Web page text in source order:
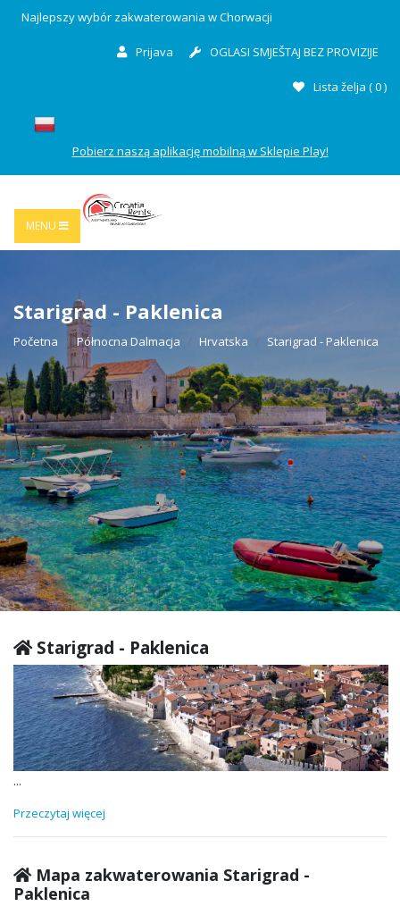
Najlepszy wybór zakwaterowania w Chorwacji
Prijava OGLASI SMJEŠTAJ BEZ PROVIZIJE
Lista želja (0)
Pobierz naszą aplikację mobilną w Sklepie Play!
MENU
Starigrad - Paklenica
Početna Północna Dalmacja Hrvatska Starigrad - Paklenica
Starigrad - Paklenica
...
Przeczytaj więcej
Mapa zakwaterowania Starigrad -
Paklenica